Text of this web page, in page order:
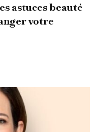
astuces beauté
votre